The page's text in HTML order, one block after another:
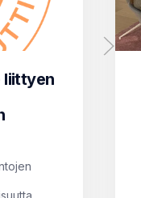
liittyen